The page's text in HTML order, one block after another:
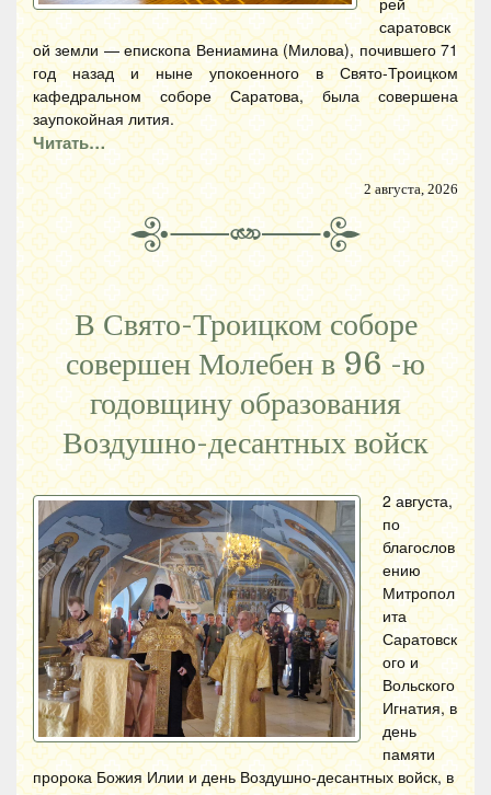
саратовск
ой земли — епископа Вениамина (Милова), почившего 71
год назад и ныне упокоенного в Свято-Троицком
кафедральном соборе Саратова, была совершена
заупокойная лития.
Читать…
2 августа, 2026
В Свято-Троицком соборе
совершен Молебен в 96 -ю
годовщину образования
Воздушно-десантных войск
2 августа,
по
благослов
ению
Митропол
ита
Саратовск
ого и
Вольского
Игнатия, в
день
памяти
пророка Божия Илии и день Воздушно-десантных войск, в